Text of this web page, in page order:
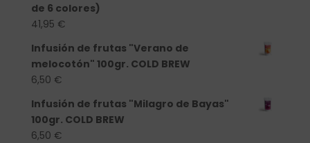
de 6 colores)
41,95 €
Infusión de frutas "Verano de
melocotón" 100gr. COLD BREW
6,50 €
Infusión de frutas "Milagro de Bayas"
100gr. COLD BREW
6,50 €